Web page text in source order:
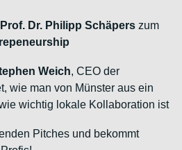
Dr. Philipp Schäpers zum
Weich, CEO der
wie man von Münster aus ein
wichtig lokale Kollaboration ist
Pitches und bekommt